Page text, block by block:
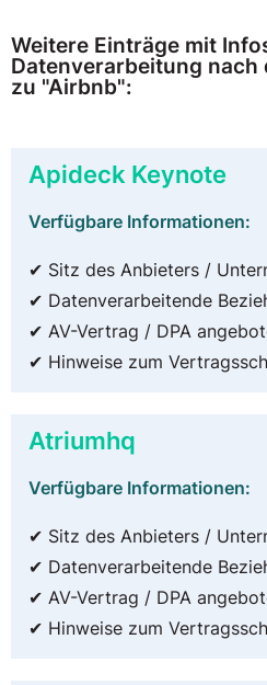
Weitere Einträge mit
Datenverarbeitung nach
zu "Airbnb":
Apideck Keynote
Verfügbare Informationen:
✔ Sitz des Anbieters /
✔ Datenverarbeitende
✔ AV-Vertrag / DPA
✔ Hinweise zum
Atriumhq
Verfügbare Informationen:
✔ Sitz des Anbieters /
✔ Datenverarbeitende
✔ AV-Vertrag / DPA
✔ Hinweise zum